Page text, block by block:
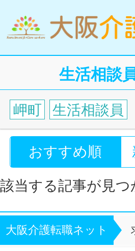
生活相談
岬町 生活相談員
おすすめ順
該当する記事が見
大阪介護転職ネット